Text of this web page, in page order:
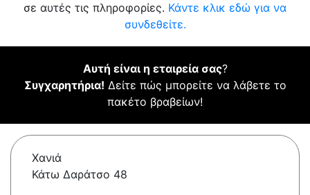
σε αυτές τις πληροφορίες. Κάντε κλικ εδώ για να
συνδεθείτε.
Αυτή είναι η εταιρεία σας?
Συγχαρητήρια! Δείτε πώς μπορείτε να λάβετε το
πακέτο βραβείων!
Χανιά
Κάτω Δαράτσο 48